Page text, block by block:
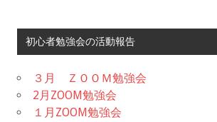
初心者勉強会の活動報告
３月 ＺＯＯＭ勉強会
2月ZOOM勉強会
１月ZOOM勉強会